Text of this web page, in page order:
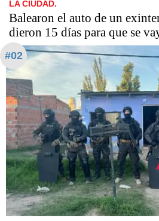
LA CIUDAD.
Balearon el auto de un
dieron 15 días para que se
#02